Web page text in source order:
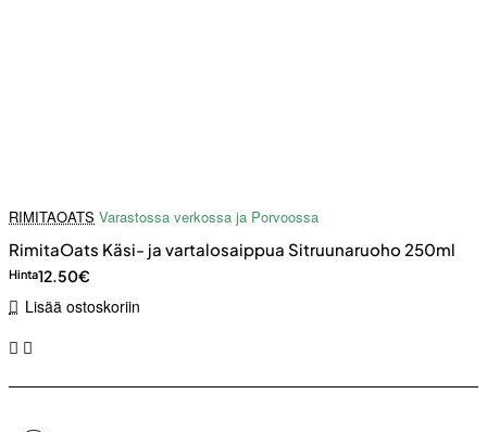
RIMITAOATS Varastossa verkossa ja Porvoossa
RimitaOats Käsi- ja vartalosaippua Sitruunaruoho 250ml
Hinta12.50€
Lisää ostoskoriin